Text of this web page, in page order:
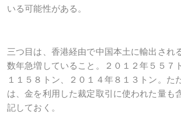
いる可能性がある。
三つ目は、香港経由で中国本土に輸出され
数年急増していること。２０１２年５５７
１１５８トン、２０１４年８１３トン。た
は、金を利用した裁定取引に使われた量も
記しておく。